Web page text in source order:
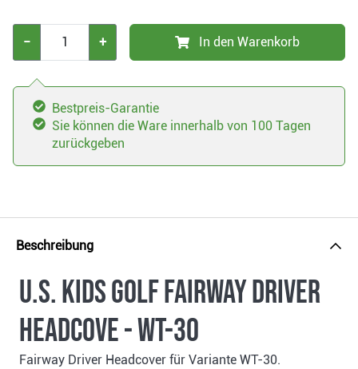
− + In den Warenkorb
Bestpreis-Garantie
Sie können die Ware innerhalb von 100 Tagen
zurückgeben
Beschreibung
U.S. Kids Golf Fairway Driver
Headcove - WT-30
Fairway Driver Headcover für Variante WT-30.